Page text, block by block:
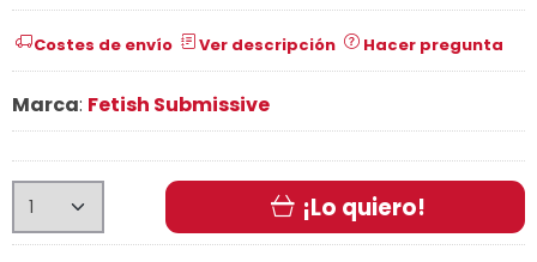
Costes de envío Ver descripción Hacer pregunta
Marca: Fetish Submissive
¡Lo quiero!